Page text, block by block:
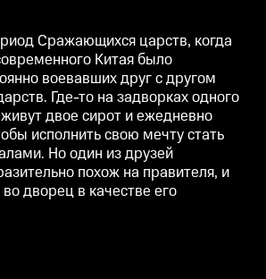
Сражающихся царств, когда
Китая было
воевавших друг с другом
Где-то на задворках одного
двое сирот и ежедневно
исполнить свою мечту стать
Но один из друзей
похож на правителя, и
дворец в качестве его